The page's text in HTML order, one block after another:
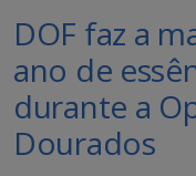
DOF faz a
ano de
durante a
Dourados